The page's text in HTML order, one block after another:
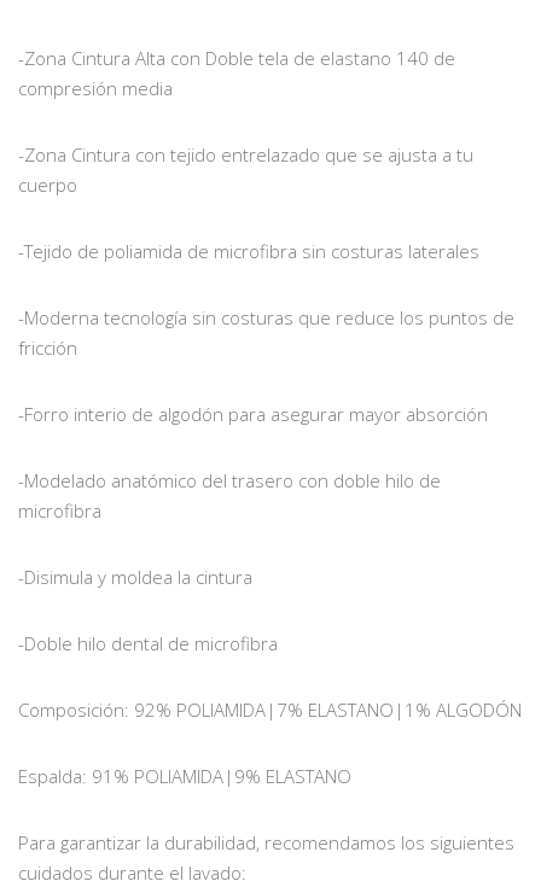
-Zona Cintura Alta con Doble tela de elastano 140 de
compresión media
-Zona Cintura con tejido entrelazado que se ajusta a tu
cuerpo
-Tejido de poliamida de microfibra sin costuras laterales
-Moderna tecnología sin costuras que reduce los puntos de
fricción
-Forro interio de algodón para asegurar mayor absorción
-Modelado anatómico del trasero con doble hilo de
microfibra
-Disimula y moldea la cintura
-Doble hilo dental de microfibra
Composición: 92% POLIAMIDA|7% ELASTANO|1% ALGODÓN
Espalda: 91% POLIAMIDA|9% ELASTANO
Para garantizar la durabilidad, recomendamos los siguientes
cuidados durante el lavado: